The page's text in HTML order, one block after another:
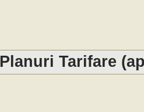
Planuri Tarifare